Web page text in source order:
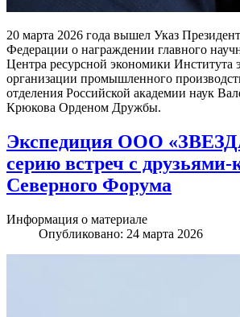
20 марта 2026 года вышел Указ
Федерации о награждении главного
Центра ресурсной экономики Института
организации промышленного
отделения Российской академии наук
Крюкова Орденом Дружбы.
Экспедиция ООО
серию встреч с друзьями-
Северного Форума
Информация о материале
Опубликовано: 24 марта 2026